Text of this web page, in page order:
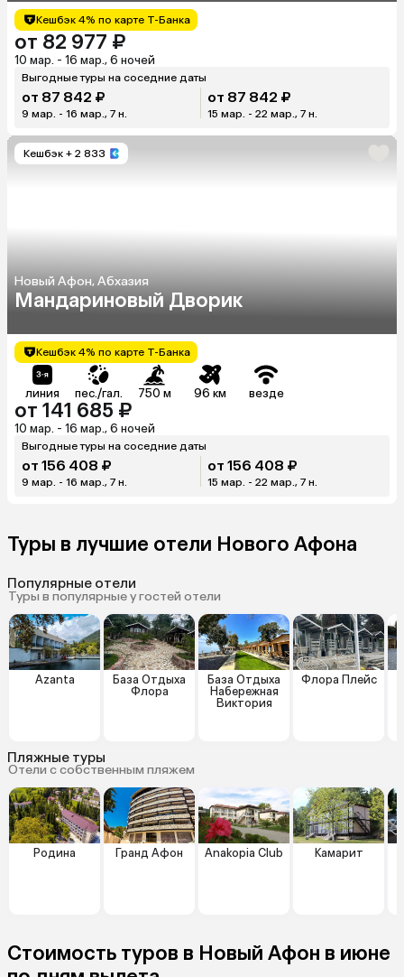
Кешбэк 4% по карте Т-Банка
от 82 977 ₽
10 мар. - 16 мар., 6 ночей
Выгодные туры на соседние даты
от 87 842 ₽
9 мар. - 16 мар., 7 н.
от 87 842 ₽
15 мар. - 22 мар., 7 н.
Кешбэк + 2 833
Новый Афон, Абхазия
Мандариновый Дворик
Кешбэк 4% по карте Т-Банка
линия пес./гал. 750 м 96 км везде
от 141 685 ₽
10 мар. - 16 мар., 6 ночей
Выгодные туры на соседние даты
от 156 408 ₽
9 мар. - 16 мар., 7 н.
от 156 408 ₽
15 мар. - 22 мар., 7 н.
Туры в лучшие отели Нового Афона
Популярные отели
Туры в популярные у гостей отели
Azanta
База Отдыха
Флора
База Отдыха
Набережная
Виктория
Флора Плейс
Пляжные туры
Отели с собственным пляжем
Родина Гранд Афон Anakopia Club Камарит
Стоимость туров в Новый Афон в июне